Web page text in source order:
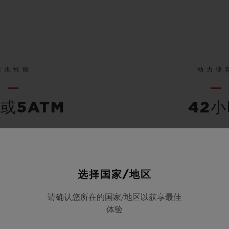
水性能
5ATM
动力储
42小
选择国家/地区
请确认您所在的国家/地区以获享最佳
体验